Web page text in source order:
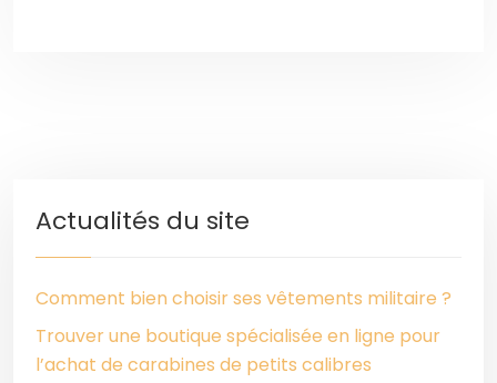
Actualités du site
Comment bien choisir ses vêtements militaire ?
Trouver une boutique spécialisée en ligne pour
l’achat de carabines de petits calibres